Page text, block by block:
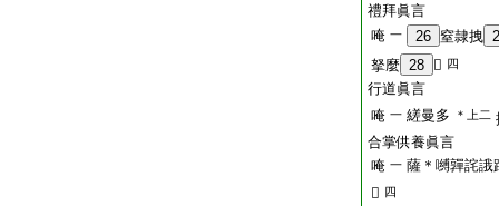
禮拜眞言
唵 一 26 窒隷拽
拏麼 28 𤙖 四
行道眞言
唵 一 縒曼多 ＊上二
合掌供養眞言
唵 一 薩＊嚩嚲詫誐
𤙖 四